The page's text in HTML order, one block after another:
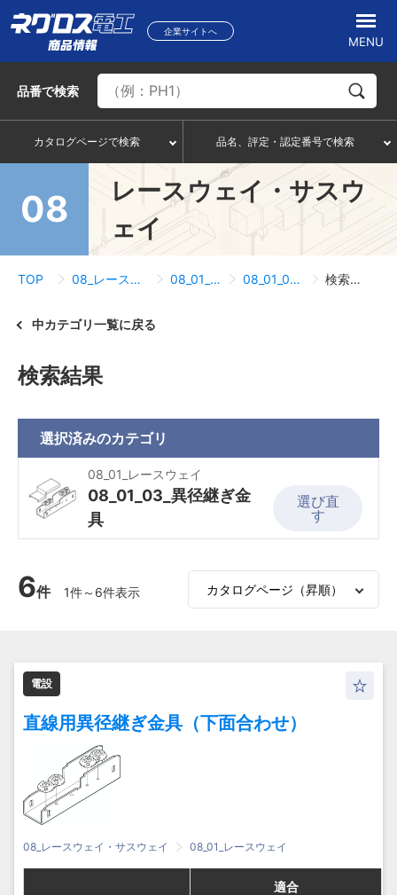
企業サイトへ
MENU
品番で検索
カタログページで検索 品名、評定・認定番号で検索
08
レースウェイ・サスウ
ェイ
TOP 08_レースウェイ・サスウェイ 08_01_レースウェイ 08_01_03_異径継ぎ金具 検索結果一覧
中カテゴリ一覧に戻る
検索結果
選択済みのカテゴリ
08_01_レースウェイ
08_01_03_異径継ぎ金
具
選び直
す
6件 1件～6件表示
電設
直線用異径継ぎ金具（下面合わせ）
08_レースウェイ・サスウェイ 08_01_レースウェイ
適合
適合